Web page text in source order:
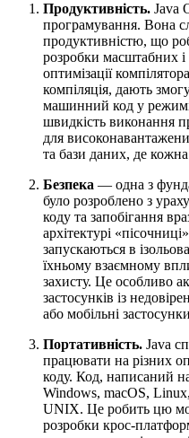
Продуктивність. Java
програмування. Вона
продуктивністю, що
розробки масштабних
оптимізації
компіляція, дають
машинний код у
швидкість виконання
для
та бази даних, де
Безпека — одна з
було розроблено з
коду та запобігання
архітектурі
запускаються в
їхньому взаємному
захисту. Це особливо
застосунків із
або мобільні
Портативність. Java
працювати на різних
коду. Код, написаний
Windows, macOS,
UNIX. Це робить цю
розробки крос-